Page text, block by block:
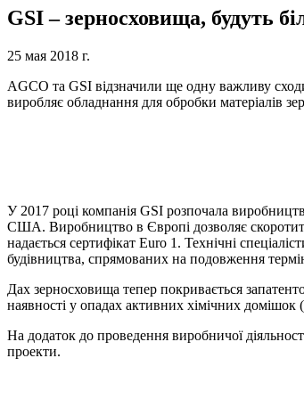
GSI – зерносховища, будуть
25 мая 2018 г.
AGCO та GSI відзначили ще одну важливу
виробляє обладнання для обробки матеріалів
У 2017 році компанія GSI розпочала
США. Виробництво в Європі дозволяє скоротити
надається сертифікат Euro 1. Технічні
будівництва, спрямованих на подовження
Дах зерносховища тепер покривається
наявності у опадах активних хімічних домішок
На додаток до проведення виробничої
проекти.